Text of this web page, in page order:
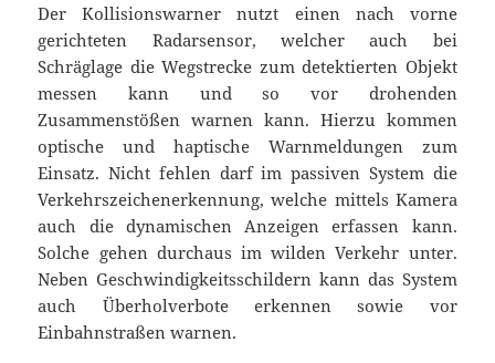
Der Kollisionswarner nutzt einen nach vorne
gerichteten Radarsensor, welcher auch bei
Schräglage die Wegstrecke zum detektierten Objekt
messen kann und so vor drohenden
Zusammenstößen warnen kann. Hierzu kommen
optische und haptische Warnmeldungen zum
Einsatz. Nicht fehlen darf im passiven System die
Verkehrszeichenerkennung, welche mittels Kamera
auch die dynamischen Anzeigen erfassen kann.
Solche gehen durchaus im wilden Verkehr unter.
Neben Geschwindigkeitsschildern kann das System
auch Überholverbote erkennen sowie vor
Einbahnstraßen warnen.